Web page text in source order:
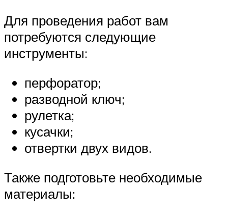
Для проведения работ вам
потребуются следующие
инструменты:
перфоратор;
разводной ключ;
рулетка;
кусачки;
отвертки двух видов.
Также подготовьте необходимые
материалы: